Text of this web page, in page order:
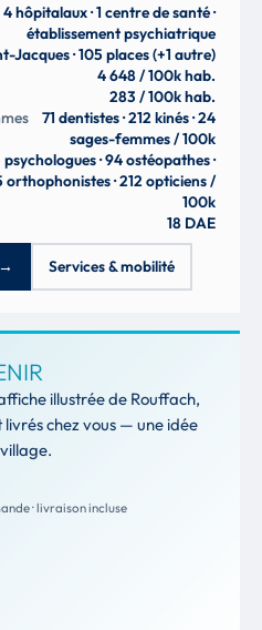
4 hôpitalaux · 1 centre de santé ·
établissement psychiatrique
Jacques · 105 places (+1 autre)
4 648 / 100k hab.
283 / 100k hab.
71 dentistes · 212 kinés · 24
sages-femmes / 100k
psychologues · 94 ostéopathes ·
orthophonistes · 212 opticiens /
100k
18 DAE
→ Services & mobilité
illustrée de Rouffach,
chez vous — une idée
· livraison incluse